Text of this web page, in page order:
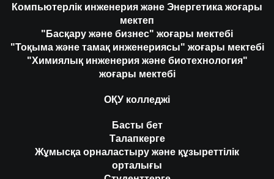
Компьютерлік инженерия және Энергетика жоғары
мектеп
"Басқару және бизнес" жоғары мектебі
"Тоқыма және тамақ инженериясы" жоғары мектебі
"Химиялық инженерия және биотехнология"
жоғары мектебі
ОҚУ колледжі
Басты бет
Талапкерге
Жұмысқа орналастыру және құзыреттілік
орталығы